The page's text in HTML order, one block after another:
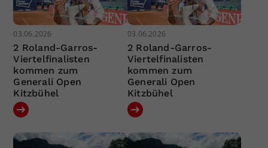
03.06.2026
2 Roland-Garros-
Viertelfinalisten
kommen zum
Generali Open
Kitzbühel
03.06.2026
2 Roland-Garros-
Viertelfinalisten
kommen zum
Generali Open
Kitzbühel